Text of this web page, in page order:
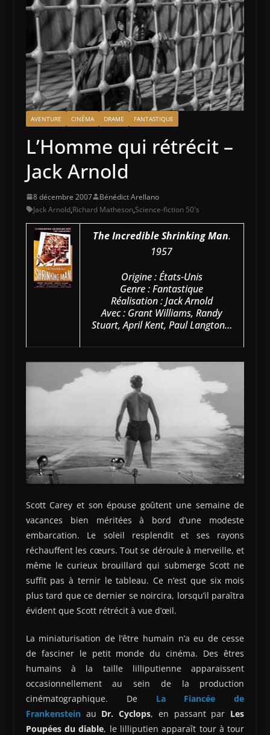
AVENTURE CINÉMA DRAME FANTASTIQUE
L’Homme qui rétrécit –
Jack Arnold
8 décembre 2007
Bénédict Arellano
Jack Arnold,Richard Matheson,Science-fiction 50's
The Incredible Shrinking Man.
1957
Origine : États-Unis
Genre : Fantastique
Réalisation : Jack Arnold
Avec : Grant Williams, Randy
Stuart, April Kent, Paul Langton…
Scott Carey et son épouse goûtent une semaine de
vacances bien méritées à bord d’une modeste
embarcation. Le soleil resplendit et ses rayons
réchauffent les cœurs. Tout se déroule à merveille, et
même le curieux brouillard qui submerge Scott ne
suffit pas à ternir le tableau. Ce n’est que six mois
plus tard que ce dernier se noircira, lorsqu’il paraîtra
évident que Scott rétrécit à vue d’œil.
La miniaturisation de l’être humain n’a eu de cesse
de fasciner le petit monde du cinéma. Des êtres
humains à la taille lilliputienne apparaissent
occasionnellement au sein de la production
cinématographique. De La Fiancée de
Frankensteinau Dr. Cyclops, en passant par Les
Poupées du diable, le lilliputien apparaît tour à tour